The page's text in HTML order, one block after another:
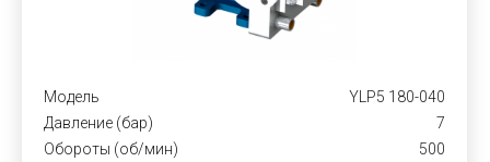
Модель
YLP5 180-040
Давление (бар)
7
Обороты (об/мин)
500